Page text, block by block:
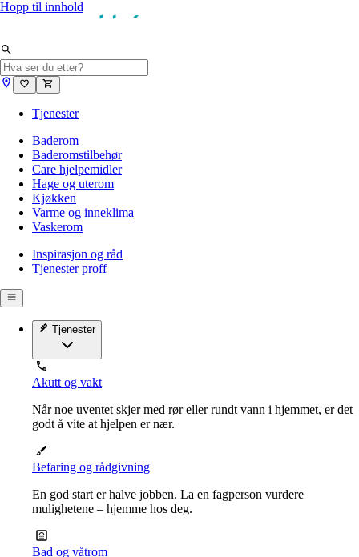
Hopp til innhold
Tjenester
Baderom
Baderomstilbehør
Care hjelpemidler
Hage og uterom
Kjøkken
Varme og inneklima
Vaskerom
Inspirasjon og råd
Tjenester proff
Tjenester
Akutt og vakt
Når noe uventet skjer med rør eller rundt vann i hjemmet, er det
godt å vite at hjelpen er nær.
Befaring og rådgivning
En god start er halve jobben. La en fagperson vurdere
mulighetene – hjemme hos deg.
Bad og våtrom